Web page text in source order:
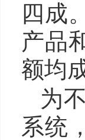
四成
产品
额均
为
系统